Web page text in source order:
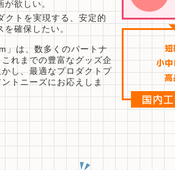
欲しい。
クトを実現する、安定的
確保したい。
」は、数多くのパートナ
れまでの豊富なグッズ企
し、最適なプロダクトプ
トニーズにお応えしま